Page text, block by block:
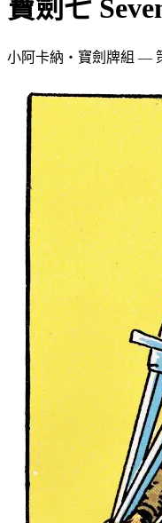
寶劍七
小阿卡納・寶劍牌組 —